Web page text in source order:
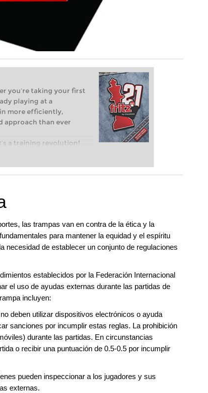
you’re taking your first
playing at a
more efficiently,
approach than ever
a training revolution!
the world of club chess,
personalised
las trampas van en contra de la ética y la
para mantener la equidad y el espíritu
necesidad de establecer un conjunto de regulaciones
establecidos por la Federación Internacional
el uso de ayudas externas durante las partidas de
incluyen:
deben utilizar dispositivos electrónicos o ayuda
sanciones por incumplir estas reglas. La prohibición
durante las partidas. En circunstancias
o recibir una puntuación de 0.5-0.5 por incumplir
pueden inspeccionar a los jugadores y sus
externas.